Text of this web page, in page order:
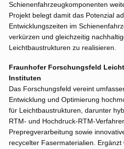
Schienenfahrzeugkomponenten
Projekt belegt damit das Potenzial
Entwicklungszeiten im
verkürzen und gleichzeitig
Leichtbaustrukturen zu realisieren.
Fraunhofer Forschungsfeld
Instituten
Das Forschungsfeld vereint
Entwicklung und Optimierung
für Leichtbaustrukturen, darunter
RTM‑ und Hochdruck-RTM-
Prepregverarbeitung sowie
recycelter Fasermaterialien.